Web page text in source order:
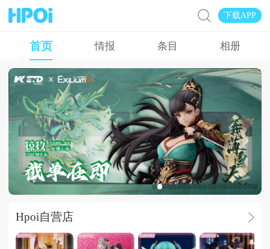
下载APP
首页 情报 条目 相册
广告
Hpoi自营店